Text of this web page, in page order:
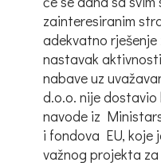
zainteresiranim
adekvatno
nastavak
nabave uz
d.o.o. nije
navode iz
i fondova EU, koje
važnog projekta